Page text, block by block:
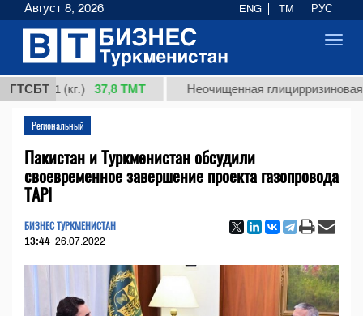
ГТСБТ
1 (кг.) 37,8 ТМТ Неочищенная глицирризиновая
Региональный
Пакистан и Туркменистан обсудили
своевременное завершение проекта газопровода
TAPI
БИЗНЕС ТУРКМЕНИСТАН
13:44 26.07.2022
Август 8, 2026 ENG TM РУС